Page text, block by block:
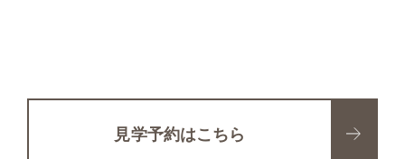
見学予約はこちら